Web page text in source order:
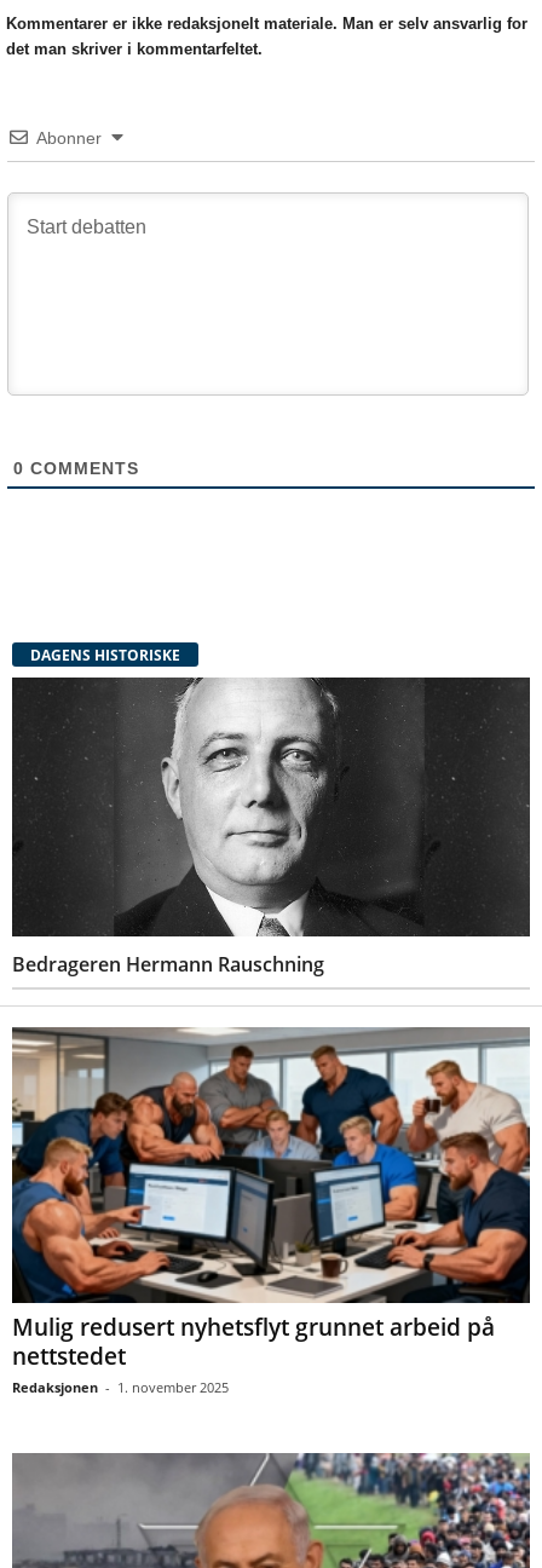
Kommentarer er ikke redaksjonelt materiale. Man er selv ansvarlig for
det man skriver i kommentarfeltet.
Abonner
0 COMMENTS
DAGENS HISTORISKE
Bedrageren Hermann Rauschning
Mulig redusert nyhetsflyt grunnet arbeid på
nettstedet
Redaksjonen - 1. november 2025